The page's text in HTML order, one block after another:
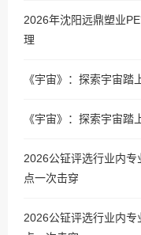
2026年沈阳远鼎塑业
理
《宇宙》：探索宇宙踏
《宇宙》：探索宇宙踏
2026公钲评选行业内
点一次击穿
2026公钲评选行业内